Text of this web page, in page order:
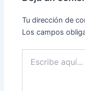
Tu dirección de
Los campos
aquí...